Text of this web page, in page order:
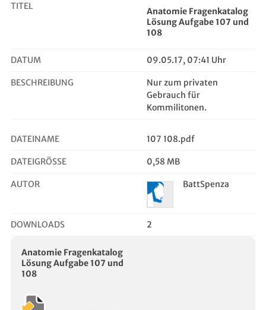
TITEL
Anatomie Fragenkatalog
Lösung Aufgabe 107 und
108
DATUM 09.05.17, 07:41 Uhr
BESCHREIBUNG
Nur zum privaten
Gebrauch für
Kommilitonen.
DATEINAME 107 108.pdf
DATEIGRÖSSE 0,58 MB
AUTOR BattSpenza
DOWNLOADS 2
Anatomie Fragenkatalog
Lösung Aufgabe 107 und
108